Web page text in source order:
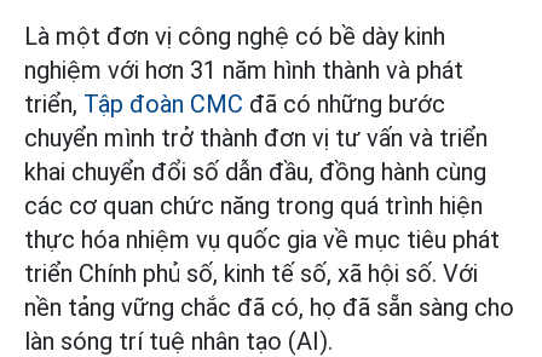
Là một đơn vị công nghệ có bề dày kinh
nghiệm với hơn 31 năm hình thành và phát
triển, Tập đoàn CMC đã có những bước
chuyển mình trở thành đơn vị tư vấn và triển
khai chuyển đổi số dẫn đầu, đồng hành cùng
các cơ quan chức năng trong quá trình hiện
thực hóa nhiệm vụ quốc gia về mục tiêu phát
triển Chính phủ số, kinh tế số, xã hội số. Với
nền tảng vững chắc đã có, họ đã sẵn sàng cho
làn sóng trí tuệ nhân tạo (AI).